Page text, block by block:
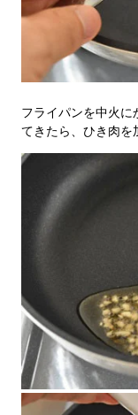
フライパンを中火に
てきたら、ひき肉を